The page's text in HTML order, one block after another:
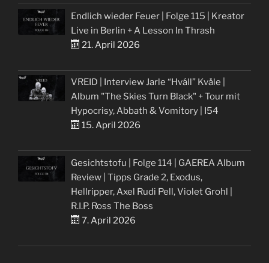
Endlich wieder Feuer | Folge 115 | Kreator
Live in Berlin + A Lesson In Thrash
21. April 2026
VREID | Interview Jarle “Hváll” Kvåle |
Album "The Skies Turn Black" + Tour mit
Hypocrisy, Abbath & Vomitory | I54
15. April 2026
Gesichtstofu | Folge 114 | GAEREA Album
Review | Tipps Grade 2, Exodus,
Hellripper, Axel Rudi Pell, Violet Grohl |
R.I.P. Ross The Boss
7. April 2026